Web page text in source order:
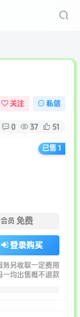
关注 私信
0 37 51
员 免费
登录购买
务另收取一定费用
一均出售概不退款
已售 1